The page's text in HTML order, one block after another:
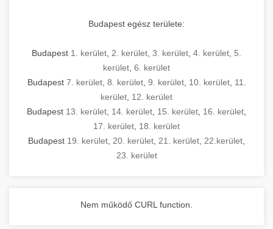
Budapest egész területe:
Budapest 1. kerület 2. kerület 3. kerület 4. kerület 5.
kerület 6. kerület
Budapest 7. kerület, 8. kerület, 9. kerület, 10. kerület, 11.
kerület 12. kerület
Budapest 13. kerület 14. kerület 15. kerület 16. kerület
17. kerület 18. kerület
Budapest 19. kerület 20. kerület 21. kerület 22.kerület
23. kerület
Nem működő CURL function.